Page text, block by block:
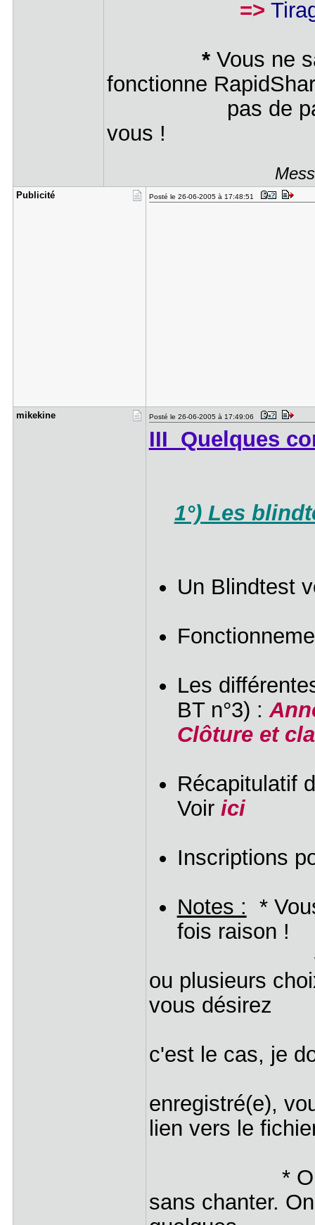
=>
*Vous ne
fonctionne
pas de
vous !
Publicité Posté le 26-06-2005 à 17:48:51
mikekine Posté le 26-06-2005 à 17:49:06
III Quelques
1°) Les
Un Blindtest
Les
BT n°3) :
Clôture et
Récapitulatif
Voir ici
Inscriptions
Notes : *
fois raison !
-> Il suffit
ou plusieurs
vous désirez
c'est le cas, je
enregistré(e),
lien vers le
* On peut
sans chanter.